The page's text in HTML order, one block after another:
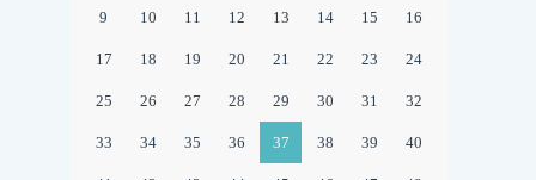
9 10 11 12 13 14 15 16
17 18 19 20 21 22 23 24
25 26 27 28 29 30 31 32
33 34 35 36 37 38 39 40